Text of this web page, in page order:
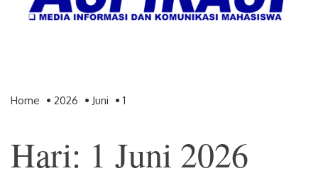
Home 2026 Juni 1
Hari: 1 Juni 2026